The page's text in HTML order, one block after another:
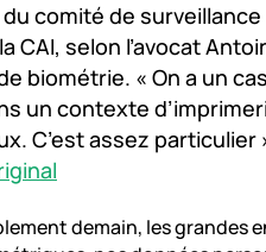
du comité de
CAI, selon l’avocat
biométrie. « On a un
un contexte
C’est assez
demain, les grandes